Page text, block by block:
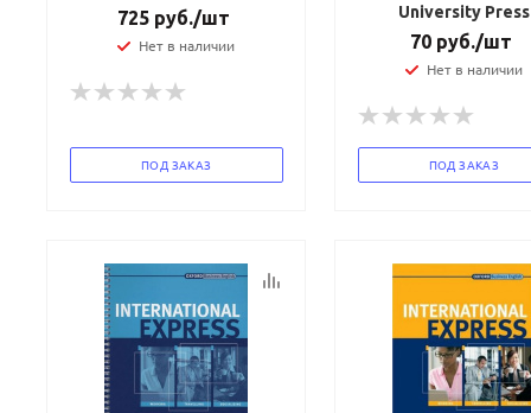
725 руб./шт
Нет в наличии
ПОД ЗАКАЗ
University Press
70 руб./шт
Нет в наличии
ПОД ЗАКАЗ